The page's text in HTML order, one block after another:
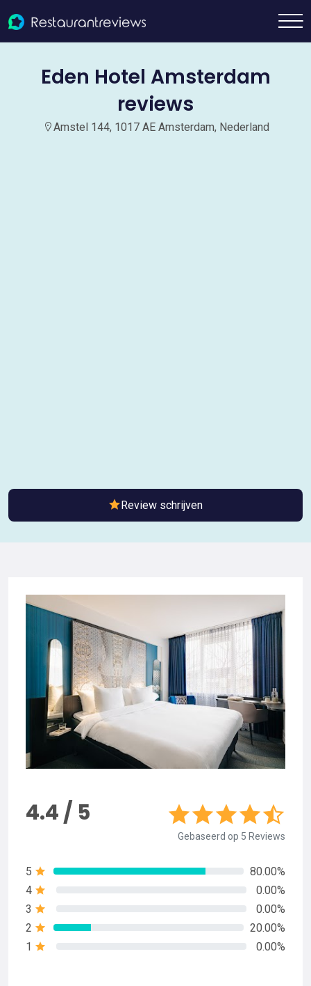
Eden Hotel Amsterdam
reviews
Amstel 144, 1017 AE Amsterdam, Nederland
Review schrijven
4.4 / 5
Gebaseerd op 5 Reviews
5
80.00%
4
0.00%
3
0.00%
2
20.00%
1
0.00%